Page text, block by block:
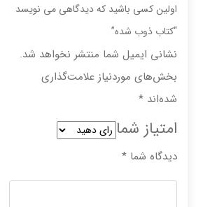
اولین کسی باشید که دیدگاهی می نویسد
“کتاب ذوب شده”
نشانی ایمیل شما منتشر نخواهد شد.
بخش‌های موردنیاز علامت‌گذاری
*
امتیاز شما
دیدگاه شما*